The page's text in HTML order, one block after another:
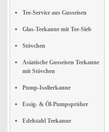
Tee-Service aus Gusseisen
Glas-Teekanne mit Tee-Sieb
Stövchen
Asiatische Gusseisen Teekanne
mit Stövchen
Pump-Isolierkanne
Essig- & Öl-Pumpsprüher
Edelstahl Teekanne